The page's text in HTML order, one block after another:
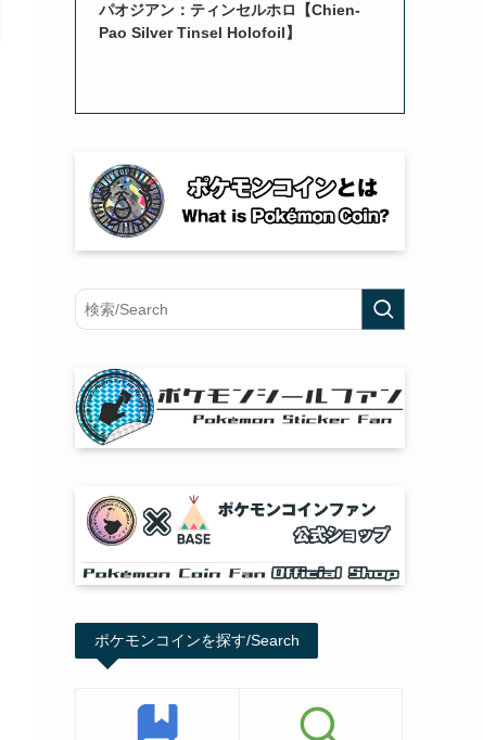
パオジアン：ティンセルホロ【Chien-
Pao Silver Tinsel Holofoil】
ポケモンコインを探す/Search